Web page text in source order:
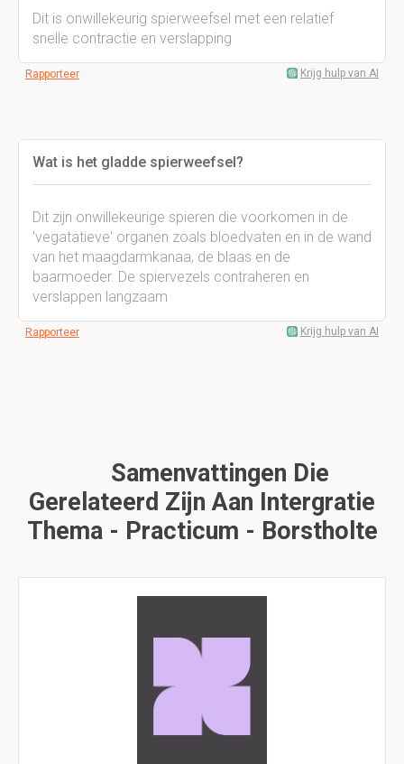
Dit is onwillekeurig spierweefsel met een relatief
snelle contractie en verslapping
Rapporteer Krijg hulp van AI
Wat is het gladde spierweefsel?
Dit zijn onwillekeurige spieren die voorkomen in de
'vegatatieve' organen zoals bloedvaten en in de wand
van het maagdarmkanaa, de blaas en de
baarmoeder. De spiervezels contraheren en
verslappen langzaam
Rapporteer Krijg hulp van AI
Samenvattingen Die
Gerelateerd Zijn Aan Intergratie
Thema - Practicum - Borstholte